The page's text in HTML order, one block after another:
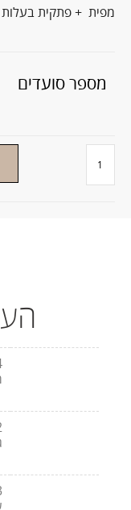
מפית + פתקית בעלות של
מספר סועדים